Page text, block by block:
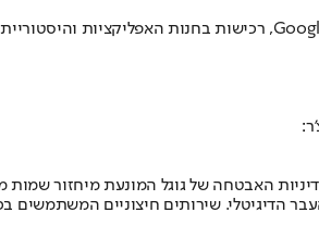
האבטחה של גוגל המונעת מיחזור
הדיגיטלי. שירותים חיצוניים